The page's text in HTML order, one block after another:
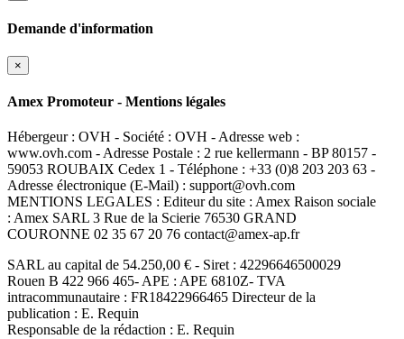
Demande d'information
×
Amex Promoteur - Mentions légales
Hébergeur : OVH - Société : OVH - Adresse web :
www.ovh.com - Adresse Postale : 2 rue kellermann - BP 80157 -
59053 ROUBAIX Cedex 1 - Téléphone : +33 (0)8 203 203 63 -
Adresse électronique (E-Mail) : support@ovh.com
MENTIONS LEGALES : Editeur du site : Amex Raison sociale
: Amex SARL 3 Rue de la Scierie 76530 GRAND
COURONNE 02 35 67 20 76 contact@amex-ap.fr
SARL au capital de 54.250,00 € - Siret : 42296646500029
Rouen B 422 966 465- APE : APE 6810Z- TVA
intracommunautaire : FR18422966465 Directeur de la
publication : E. Requin
Responsable de la rédaction : E. Requin